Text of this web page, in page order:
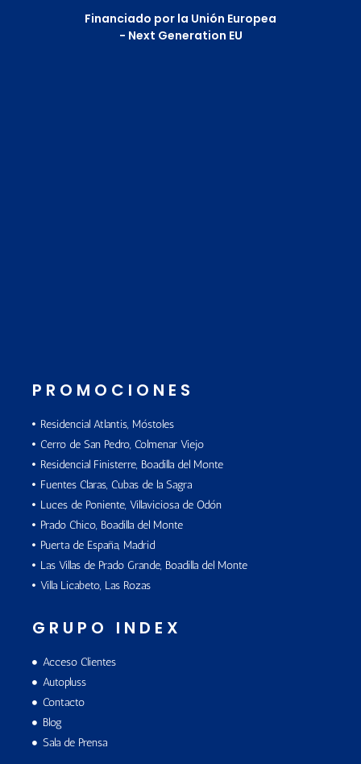
Financiado por la Unión Europea
- Next Generation EU
PROMOCIONES
Residencial Atlantis, Móstoles
Cerro de San Pedro, Colmenar Viejo
Residencial Finisterre, Boadilla del Monte
Fuentes Claras, Cubas de la Sagra
Luces de Poniente, Villaviciosa de Odón
Prado Chico, Boadilla del Monte
Puerta de España, Madrid
Las Villas de Prado Grande, Boadilla del Monte
Villa Licabeto, Las Rozas
GRUPO INDEX
Acceso Clientes
Autopluss
Contacto
Blog
Sala de Prensa